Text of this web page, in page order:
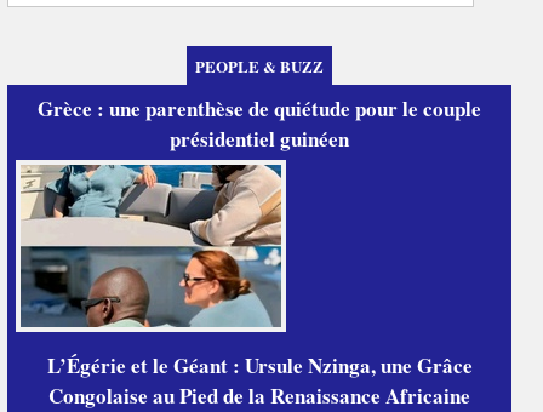
PEOPLE & BUZZ
Grèce : une parenthèse de quiétude pour le couple
présidentiel guinéen
L’Égérie et le Géant : Ursule Nzinga, une Grâce
Congolaise au Pied de la Renaissance Africaine